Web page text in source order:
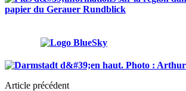
Article précédent